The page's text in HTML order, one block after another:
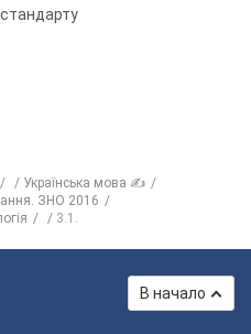
стандарту
Українська мова ✍
ЗНО 2016
3.1.
В начало